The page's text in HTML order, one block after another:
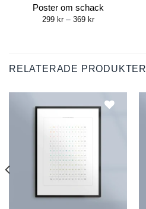
Poster om schack
299 kr – 369 krPrice
RELATERADE PRODUKTER